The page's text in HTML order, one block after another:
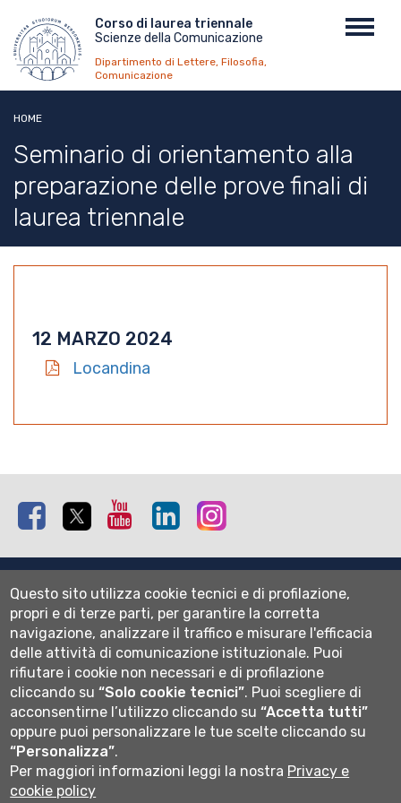
contenuto
principale
Menu
top
Corso di laurea triennale
Scienze della Comunicazione
Dipartimento di Lettere, Filosofia,
Comunicazione
HOME
Seminario di orientamento alla
preparazione delle prove finali di
laurea triennale
12 MARZO 2024
Locandina
Facebook Twitter Youtube Linkedin
Mappa del sito
Normativa cookie
Informativa privacy
Cookie settings
Wi-fi
Webmail
Università degli studi di Bergamo
Questo sito utilizza cookie tecnici e di profilazione,
propri e di terze parti, per garantire la corretta
navigazione, analizzare il traffico e misurare l'efficacia
delle attività di comunicazione istituzionale. Puoi
rifiutare i cookie non necessari e di profilazione
cliccando su“Solo cookie tecnici”. Puoi scegliere di
acconsentirne l’utilizzo cliccando su“Accetta tutti”
oppure puoi personalizzare le tue scelte cliccando su
“Personalizza”.
Per maggiori informazioni leggi la nostra Privacy e
cookie policy